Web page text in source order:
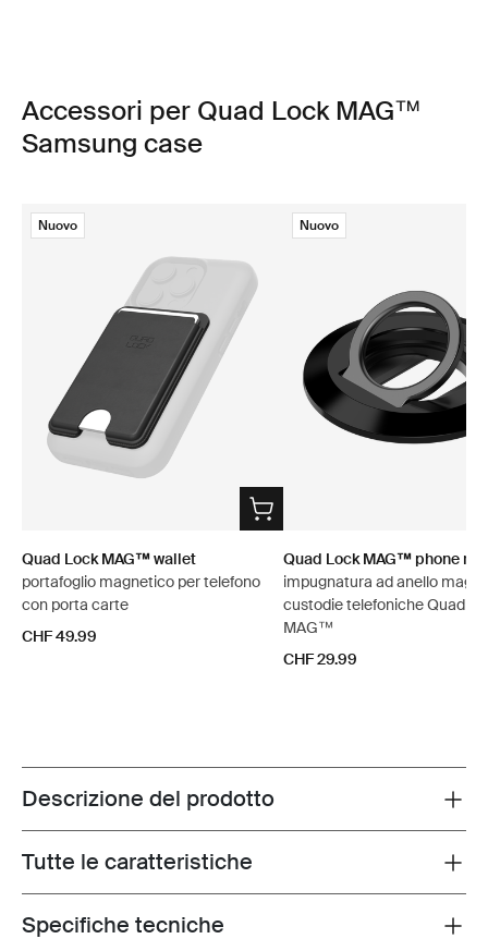
Accessori per Quad Lock MAG™
Samsung case
Nuovo
Quad Lock MAG™ wallet
portafoglio magnetico per telefono
con porta carte
CHF 49.99
Nuovo
Quad Lock MAG™ phone
impugnatura ad anello
custodie telefoniche Quad
MAG™
CHF 29.99
Toggle overview
Descrizione del prodotto
Toggle features
Tutte le caratteristiche
Toggle techspec
Specifiche tecniche